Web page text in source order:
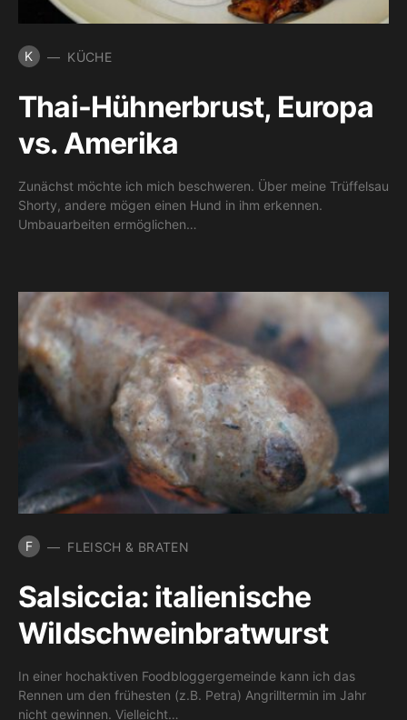
K KÜCHE
Thai-Hühnerbrust, Europa
vs. Amerika
Zunächst möchte ich mich beschweren. Über meine Trüffelsau
Shorty, andere mögen einen Hund in ihm erkennen.
Umbauarbeiten ermöglichen…
F FLEISCH & BRATEN
Salsiccia: italienische
Wildschweinbratwurst
In einer hochaktiven Foodbloggergemeinde kann ich das
Rennen um den frühesten (z.B. Petra) Angrilltermin im Jahr
nicht gewinnen. Vielleicht…